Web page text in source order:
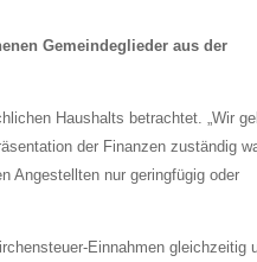
Gemeindeglieder aus der
Haushalts betrachtet. „Wir
der Finanzen zuständig
Angestellten nur geringfügig oder
Einnahmen gleichzeitig